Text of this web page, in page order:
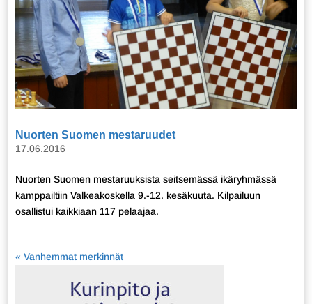
Nuorten Suomen mestaruudet
17.06.2016
Nuorten Suomen mestaruuksista seitsemässä ikäryhmässä
kamppailtiin Valkeakoskella 9.-12. kesäkuuta. Kilpailuun
osallistui kaikkiaan 117 pelaajaa.
« Vanhemmat merkinnät